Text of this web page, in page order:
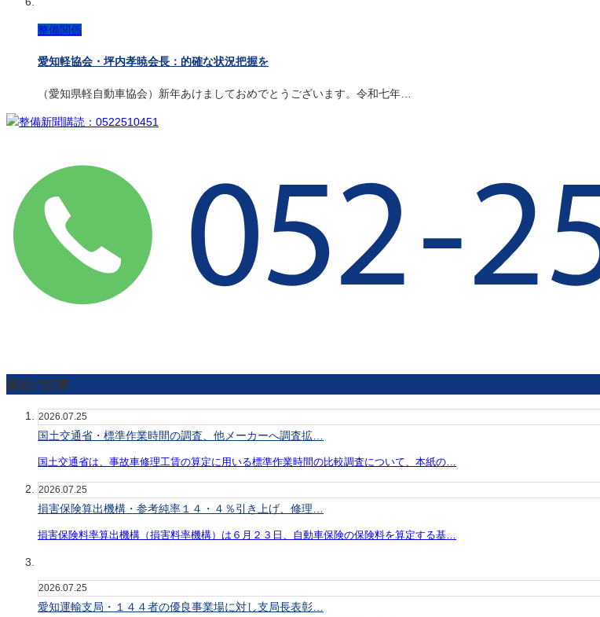
整備関係
愛知軽協会・坪内孝暁会長：的確な状況把握を
（愛知県軽自動車協会）新年あけましておめでとうございます。令和七年…
最近の記事
2026.07.25
国土交通省・標準作業時間の調査、他メーカーへ調査拡…
国土交通省は、事故車修理工賃の算定に用いる標準作業時間の比較調査について、本紙の…
2026.07.25
損害保険算出機構・参考純率１４・４％引き上げ、修理…
損害保険料率算出機構（損害料率機構）は６月２３日、自動車保険の保険料を算定する基…
2026.07.25
愛知運輸支局・１４４者の優良事業場に対し支局長表彰…